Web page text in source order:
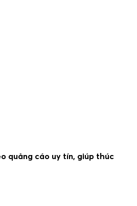
quảng cáo uy tín, giúp thúc